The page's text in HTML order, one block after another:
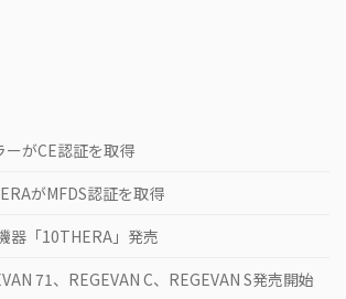
ーがCE認証を取得
がMFDS認証を取得
器「10THERA」発売
71、REGEVAN C、REGEVAN S発売開始